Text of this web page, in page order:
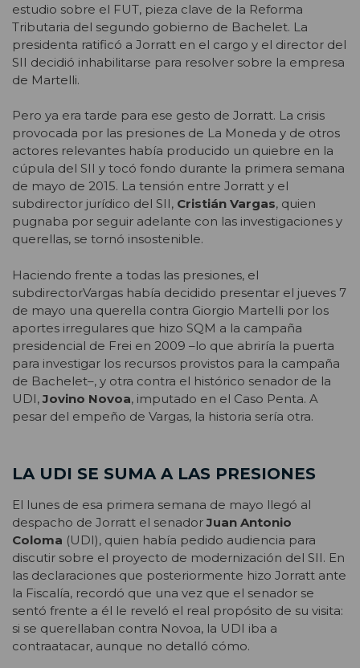
estudio sobre el FUT, pieza clave de la Reforma
Tributaria del segundo gobierno de Bachelet. La
presidenta ratificó a Jorratt en el cargo y el director del
SII decidió inhabilitarse para resolver sobre la empresa
de Martelli.
Pero ya era tarde para ese gesto de Jorratt. La crisis
provocada por las presiones de La Moneda y de otros
actores relevantes había producido un quiebre en la
cúpula del SII y tocó fondo durante la primera semana
de mayo de 2015. La tensión entre Jorratt y el
subdirector jurídico del SII, Cristián Vargas, quien
pugnaba por seguir adelante con las investigaciones y
querellas, se tornó insostenible.
Haciendo frente a todas las presiones, el
subdirectorVargas había decidido presentar el jueves 7
de mayo una querella contra Giorgio Martelli por los
aportes irregulares que hizo SQM a la campaña
presidencial de Frei en 2009 –lo que abriría la puerta
para investigar los recursos provistos para la campaña
de Bachelet–, y otra contra el histórico senador de la
UDI,Jovino Novoa, imputado en el Caso Penta. A
pesar del empeño de Vargas, la historia sería otra.
LA UDI SE SUMA A LAS PRESIONES
El lunes de esa primera semana de mayo llegó al
despacho de Jorratt el senadorJuan Antonio
Coloma (UDI), quien había pedido audiencia para
discutir sobre el proyecto de modernización del SII. En
las declaraciones que posteriormente hizo Jorratt ante
la Fiscalía, recordó que una vez que el senador se
sentó frente a él le reveló el real propósito de su visita:
si se querellaban contra Novoa, la UDI iba a
contraatacar, aunque no detalló cómo.